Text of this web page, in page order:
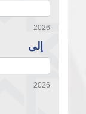
2026
إلى
2026